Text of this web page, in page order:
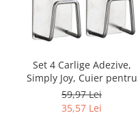
Set 4 Carlige Adezive,
Simply Joy, Cuier pentru
Prosoape din Otel
Inoxidabil, Montare Usoara
fara Gaurire, Rezistent la
59,97 Lei
35,57 Lei